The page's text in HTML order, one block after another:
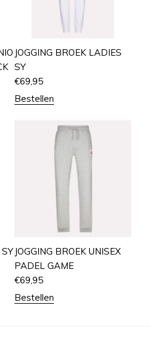
JOGGING BROEK LADIES
SY
€69,95
Bestellen
JOGGING BROEK UNISEX
PADEL GAME
€69,95
Bestellen